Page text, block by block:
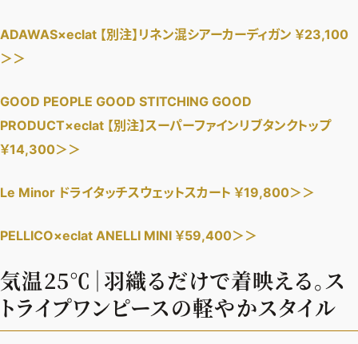
ADAWAS×eclat 【別注】リネン混シアーカーディガン ￥23,100
＞＞
GOOD PEOPLE GOOD STITCHING GOOD
PRODUCT×eclat 【別注】スーパーファインリブタンクトップ
￥14,300＞＞
Le Minor ドライタッチスウェットスカート ￥19,800＞＞
PELLICO×eclat ANELLI MINI ￥59,400＞＞
気温25℃｜羽織るだけで着映える。ス
トライプワンピースの軽やかスタイル